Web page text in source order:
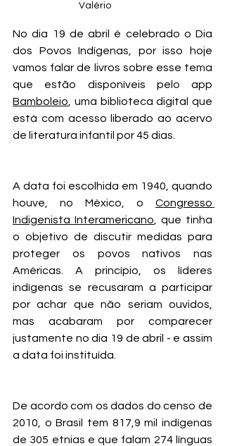
Valério
No dia 19 de abril é celebrado o Dia
dos Povos Indígenas, por isso hoje
vamos falar de livros sobre esse tema
Bamboleio , uma biblioteca digital que
está com acesso liberado ao acervo
de literatura infantil por 45 dias.
A data foi escolhida em 1940, quando
houve, no México, o Congresso
Indigenista Interamericano , que tinha
o objetivo de discutir medidas para
proteger os povos nativos nas
Américas. A princípio, os líderes
indígenas se recusaram a participar
por achar que não seriam ouvidos,
mas acabaram por comparecer
justamente no dia 19 de abril - e assim
a data foi instituída.
De acordo com os dados do censo de
2010, o Brasil tem 817,9 mil indígenas
de 305 etnias e que falam 274 línguas